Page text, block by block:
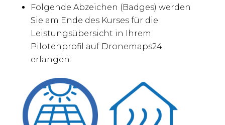
Folgende Abzeichen (Badges) werden
Sie am Ende des Kurses für die
Leistungsübersicht in Ihrem
Pilotenprofil auf Dronemaps24
erlangen: